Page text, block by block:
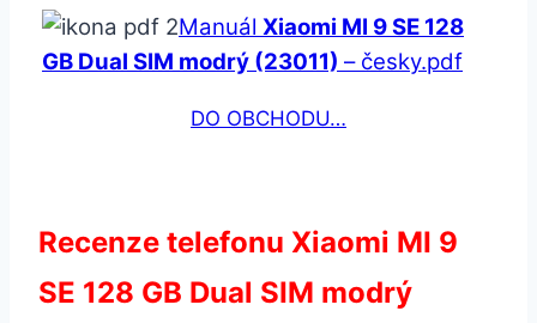
Manuál Xiaomi MI 9 SE 128
GB Dual SIM modrý (23011) – česky.pdf
DO OBCHODU…
Recenze telefonu Xiaomi MI 9
SE 128 GB Dual SIM modrý